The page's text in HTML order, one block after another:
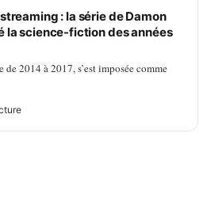
: la série de Damon
la science-fiction des années
2014 à 2017, s’est imposée comme